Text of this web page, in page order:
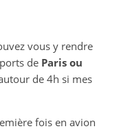
vous y rendre
de Paris ou
de 4h si mes
fois en avion